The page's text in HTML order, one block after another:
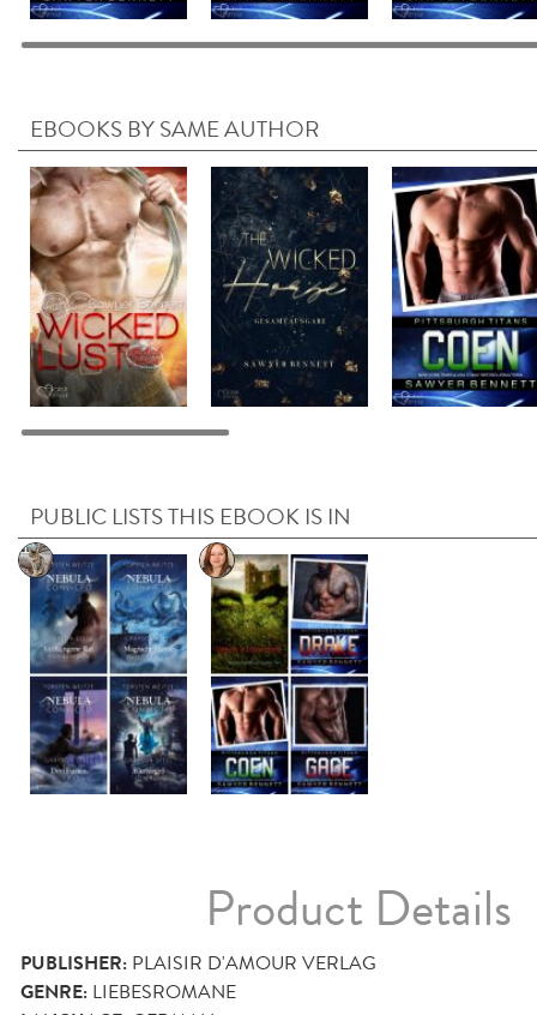
EBOOKS BY SAME AUTHOR
PUBLIC LISTS THIS EBOOK IS IN
Product Details
PUBLISHER: PLAISIR D'AMOUR VERLAG
GENRE: LIEBESROMANE